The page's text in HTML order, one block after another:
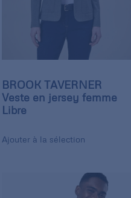
BROOK TAVERNER
Veste en jersey femme
Libre
Ajouter à la sélection